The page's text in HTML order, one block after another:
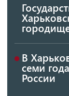
В
семи
России